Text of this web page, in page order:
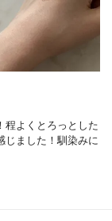
程よくとろっとした
じました！馴染みに